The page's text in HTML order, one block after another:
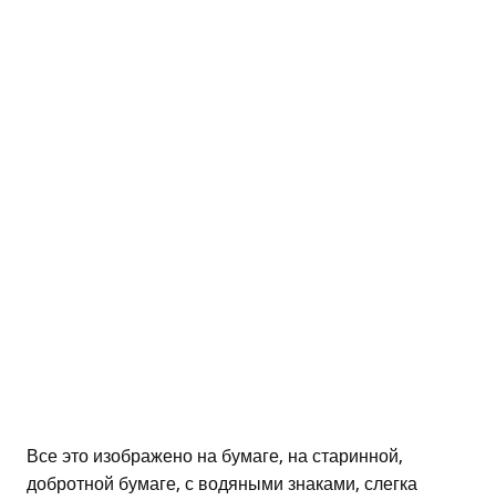
Все это изображено на бумаге, на старинной,
добротной бумаге, с водяными знаками, слегка